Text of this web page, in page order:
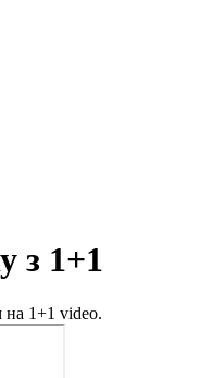
з 1+1
на 1+1 video.